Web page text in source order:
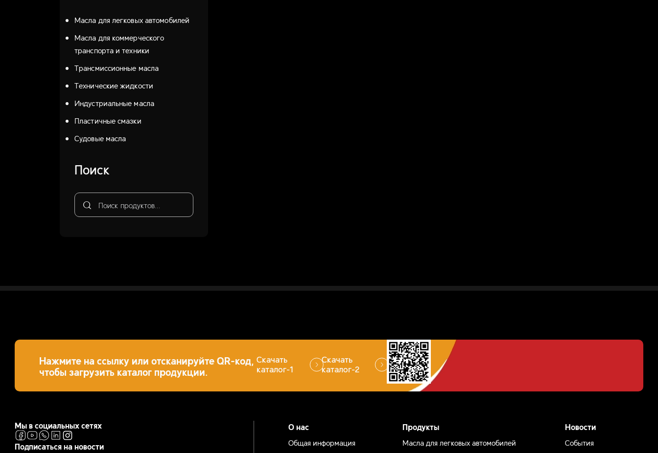
Масла для легковых автомобилей
Масла для коммерческого
транспорта и техники
Трансмиссионные масла
Технические жидкости
Индустриальные масла
Пластичные смазки
Судовые масла
Поиск
Нажмите на ссылку или отсканируйте QR-код,
чтобы загрузить каталог продукции.
Скачать
каталог-1
Скачать
каталог-2
Мы в социальных сетях
Подписаться на новости
О нас
Общая информация
Продукты
Масла для легковых автомобилей
Новости
События